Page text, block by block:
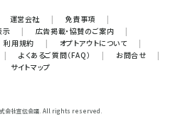
運営会社 | 免責事項
|
示
| 広告掲載・協賛のご案内
|
利用規約 | オプトアウトについて
|
| よくあるご質問（FAQ） | お問合せ
|
サイトマップ
会社宣伝会議. All rights reserved.